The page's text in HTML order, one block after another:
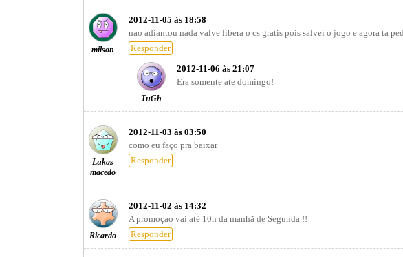
milson
2012-11-05 às 18:58
nao adiantou nada valve libera o cs gratis pois salvei o jogo e agora ta
Responder
TuGh
2012-11-06 às 21:07
Era somente ate domingo!
Lukas
macedo
2012-11-03 às 03:50
como eu faço pra baixar
Responder
Ricardo
2012-11-02 às 14:32
A promoçao vai até 10h da manhã de Segunda !!
Responder